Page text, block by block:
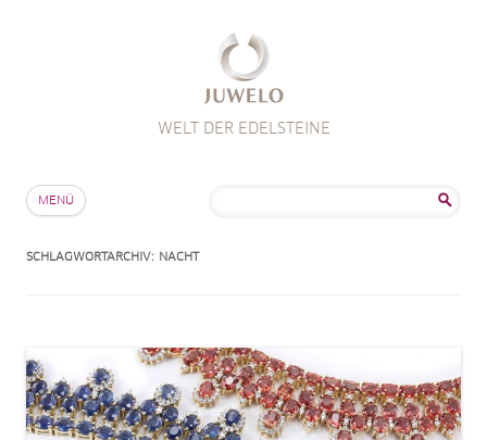
WELT DER EDELSTEINE
MENÜ
SCHLAGWORTARCHIV: NACHT